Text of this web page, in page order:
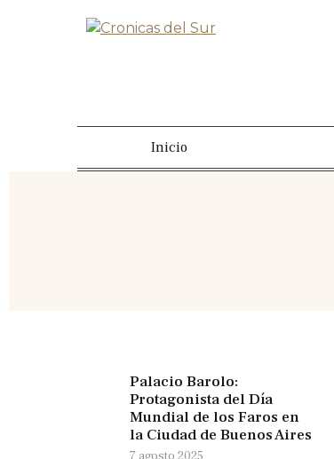
Inicio
Palacio Barolo:
Protagonista del Día
Mundial de los Faros en
la Ciudad de Buenos Aires